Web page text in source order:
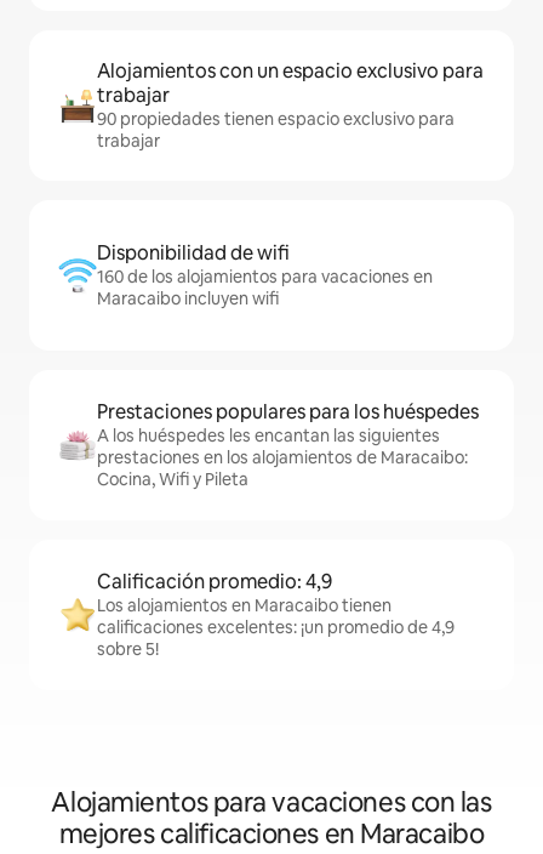
Alojamientos con un espacio exclusivo para
trabajar
90 propiedades tienen espacio exclusivo para
trabajar
Disponibilidad de wifi
160 de los alojamientos para vacaciones en
Maracaibo incluyen wifi
Prestaciones populares para los huéspedes
A los huéspedes les encantan las siguientes
prestaciones en los alojamientos de Maracaibo:
Cocina, Wifi y Pileta
Calificación promedio: 4,9
Los alojamientos en Maracaibo tienen
calificaciones excelentes: ¡un promedio de 4,9
sobre 5!
Alojamientos para vacaciones con las
mejores calificaciones en Maracaibo